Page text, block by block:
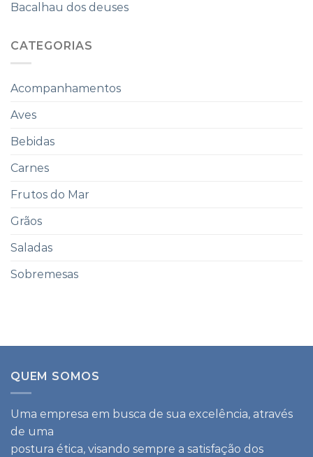
Bacalhau dos deuses
CATEGORIAS
Acompanhamentos
Aves
Bebidas
Carnes
Frutos do Mar
Grãos
Saladas
Sobremesas
QUEM SOMOS
Uma empresa em busca de sua excelência, através
de uma
postura ética, visando sempre a satisfação dos